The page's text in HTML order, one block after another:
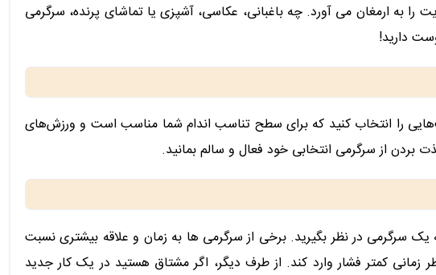
به ارمغان می آورد. چه باغبانی، عکاسی، آشپزی یا تماشای پرنده، سرگرمی
دارید!
را انتخاب کنید که برای سطح تناسب اندام شما مناسب است و ورزش‌های
بردن از سرگرمی انتخابی خود فعال و سالم بمانید.
سرگرمی در نظر بگیرید. برخی از سرگرمی ها به زمان و علاقه بیشتری نسبت
کمتر فشار وارد کند. از طرف دیگر، اگر مشتاق هستید در یک کار جدید